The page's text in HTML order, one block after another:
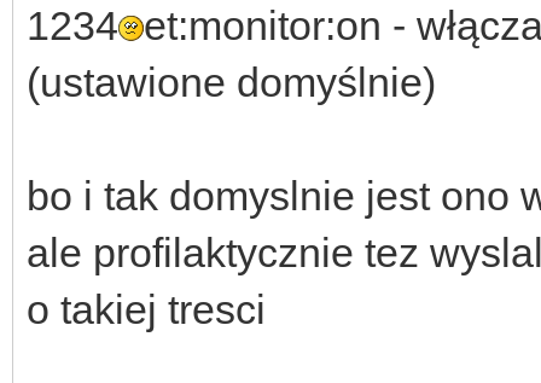
1234
et:monitor:on -
(ustawione domyślnie)
bo i tak domyslnie jest ono
ale profilaktycznie tez
o takiej tresci